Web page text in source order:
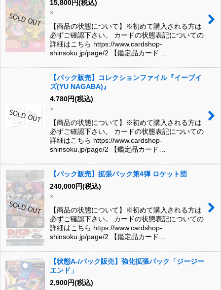
15,800円(税込)
×
【商品の状態について】※初めて購入される方は
必ずご確認下さい。 カードの状態表記についての
詳細はこちら https://www.cardshop-
shinsoku.jp/page/2 【鑑定品カード…
【パック販売】コレクションファイル『イーブイ
ズ(YU NAGABA)』
4,780円(税込)
×
【商品の状態について】※初めて購入される方は
必ずご確認下さい。 カードの状態表記についての
詳細はこちら https://www.cardshop-
shinsoku.jp/page/2 【鑑定品カード…
【パック販売】拡張パック第4弾 ロケット団
240,000円(税込)
×
【商品の状態について】※初めて購入される方は
必ずご確認下さい。 カードの状態表記についての
詳細はこちら https://www.cardshop-
shinsoku.jp/page/2 【鑑定品カード…
【状態A-/パック販売】強化拡張パック「ジージー
エンド」
2,900円(税込)